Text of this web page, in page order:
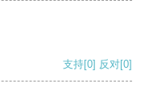
支持[0] 反对[0]